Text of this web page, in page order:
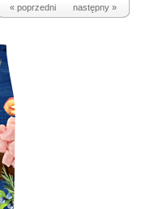
« poprzedni następny »